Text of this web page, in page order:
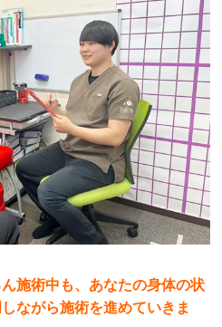
施術中も、あなたの身体の状
ながら施術を進めていきま